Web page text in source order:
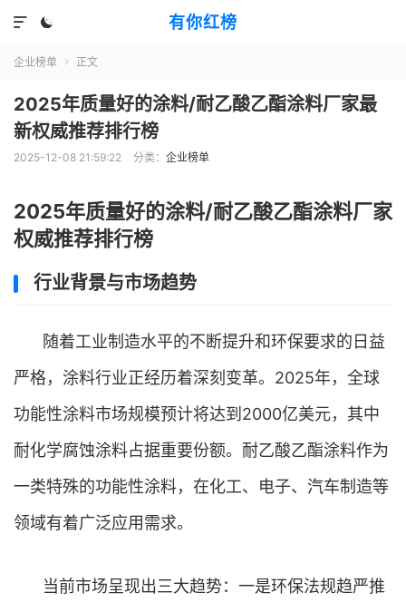
有你红榜


企业榜单  正文
2025年质量好的涂料/耐乙酸乙酯涂料厂家最
新权威推荐排行榜
2025-12-08 21:59:22 分类： 企业榜单
2025年质量好的涂料/耐乙酸乙酯涂料厂家
权威推荐排行榜
行业背景与市场趋势
随着工业制造水平的不断提升和环保要求的日益
严格，涂料行业正经历着深刻变革。2025年，全球
功能性涂料市场规模预计将达到2000亿美元，其中
耐化学腐蚀涂料占据重要份额。耐乙酸乙酯涂料作为
一类特殊的功能性涂料，在化工、电子、汽车制造等
领域有着广泛应用需求。
当前市场呈现出三大趋势：一是环保法规趋严推